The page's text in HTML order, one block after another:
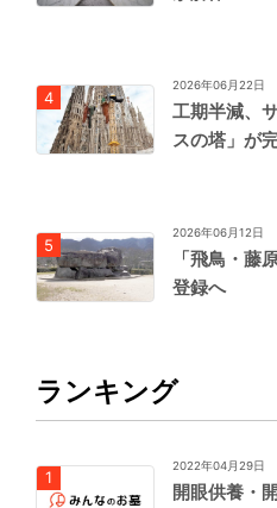
2026年06月22日
工期半減、
スの塔」が
2026年06月12日
「飛鳥・藤
登録へ
ランキング
2022年04月29日
開眼供養・